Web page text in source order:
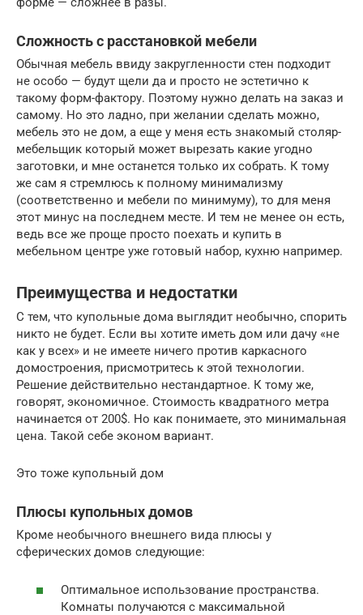
Сложность с расстановкой мебели
Обычная мебель ввиду закругленности стен подходит
не особо — будут щели да и просто не эстетично к
такому форм-фактору. Поэтому нужно делать на заказ и
самому. Но это ладно, при желании сделать можно,
мебель это не дом, а еще у меня есть знакомый столяр-
мебельщик который может вырезать какие угодно
заготовки, и мне останется только их собрать. К тому
же сам я стремлюсь к полному минимализму
(соответственно и мебели по минимуму), то для меня
этот минус на последнем месте. И тем не менее он есть,
ведь все же проще просто поехать и купить в
мебельном центре уже готовый набор, кухню например.
Преимущества и недостатки
С тем, что купольные дома выглядит необычно, спорить
никто не будет. Если вы хотите иметь дом или дачу «не
как у всех» и не имеете ничего против каркасного
домостроения, присмотритесь к этой технологии.
Решение действительно нестандартное. К тому же,
говорят, экономичное. Стоимость квадратного метра
начинается от 200$. Но как понимаете, это минимальная
цена. Такой себе эконом вариант.
Это тоже купольный дом
Плюсы купольных домов
Кроме необычного внешнего вида плюсы у
сферических домов следующие:
Оптимальное использование пространства.
Комнаты получаются с максимальной